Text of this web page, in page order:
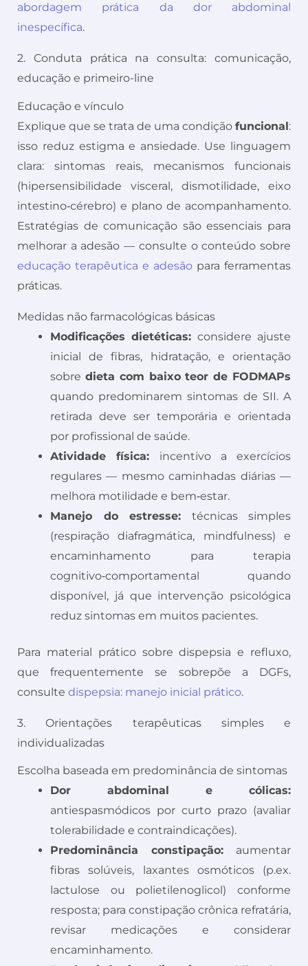
abordagem prática da dor abdominal
inespecífica.
2. Conduta prática na consulta: comunicação,
educação e primeiro-line
Educação e vínculo
Explique que se trata de uma condição funcional:
isso reduz estigma e ansiedade. Use linguagem
clara: sintomas reais, mecanismos funcionais
(hipersensibilidade visceral, dismotilidade, eixo
intestino‑cérebro) e plano de acompanhamento.
Estratégias de comunicação são essenciais para
melhorar a adesão — consulte o conteúdo sobre
educação terapêutica e adesão para ferramentas
práticas.
Medidas não farmacológicas básicas
Modificações dietéticas: considere ajuste
inicial de fibras, hidratação, e orientação
sobre dieta com baixo teor de FODMAPs
quando predominarem sintomas de SII. A
retirada deve ser temporária e orientada
por profissional de saúde.
Atividade física: incentivo a exercícios
regulares — mesmo caminhadas diárias —
melhora motilidade e bem‑estar.
Manejo do estresse: técnicas simples
(respiração diafragmática, mindfulness) e
encaminhamento para terapia
cognitivo‑comportamental quando
disponível, já que intervenção psicológica
reduz sintomas em muitos pacientes.
Para material prático sobre dispepsia e refluxo,
que frequentemente se sobrepõe a DGFs,
consulte dispepsia: manejo inicial prático.
3. Orientações terapêuticas simples e
individualizadas
Escolha baseada em predominância de sintomas
Dor abdominal e cólicas:
antiespasmódicos por curto prazo (avaliar
tolerabilidade e contraindicações).
Predominância constipação: aumentar
fibras solúveis, laxantes osmóticos (p.ex.
lactulose ou polietilenoglicol) conforme
resposta; para constipação crônica refratária,
revisar medicações e considerar
encaminhamento.